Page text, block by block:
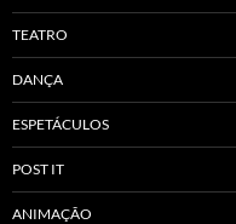
TEATRO
DANÇA
ESPETÁCULOS
POST IT
ANIMAÇÃO